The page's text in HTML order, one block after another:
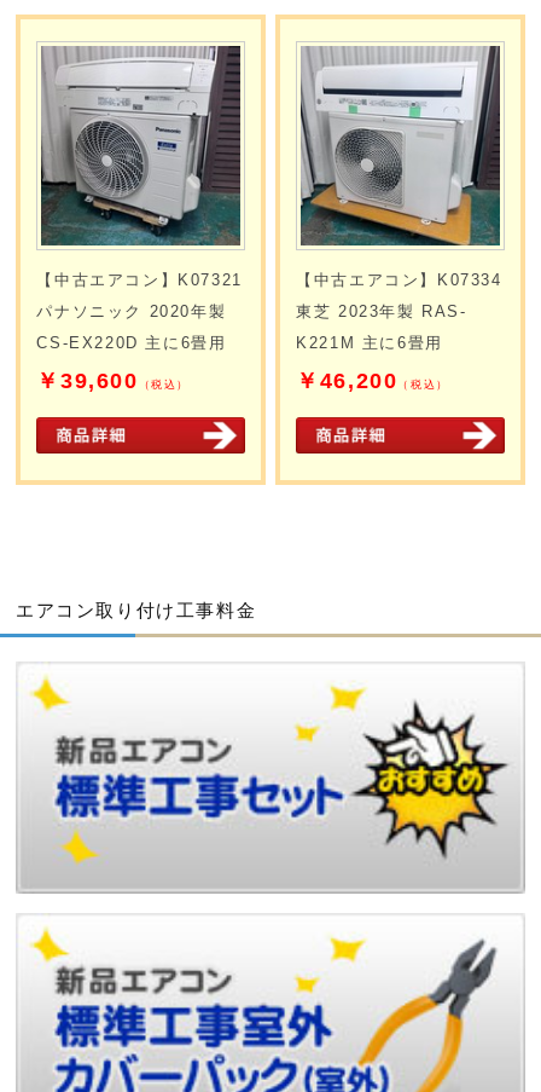
【中古エアコン】K07321
パナソニック 2020年製
CS-EX220D 主に6畳用
￥39,600 （税込）
【中古エアコン】K07334
東芝 2023年製 RAS-
K221M 主に6畳用
￥46,200 （税込）
エアコン取り付け工事料金